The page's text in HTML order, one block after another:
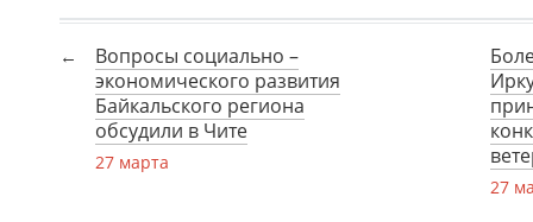
Вопросы социально –
экономического развития
Байкальского региона
обсудили в Чите
27 марта
27